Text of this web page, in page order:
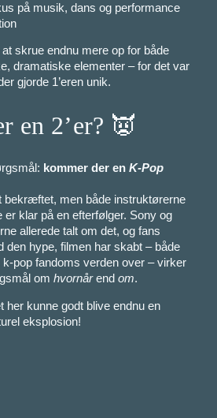
på musik, dans og performance
skrue endnu mere op for både
dramatiske elementer – for det var
gjorde 1’eren unik.
en 2’er? 👿
kommer der enK-Pop
bekræftet, men både instruktørerne
er klar på en efterfølger. Sony og
allerede talt om det, og fans
den hype, filmen har skabt – både
k-pop fandoms verden over – virker
omhvornårendom.
her kunne godt blive endnu en
eksplosion!